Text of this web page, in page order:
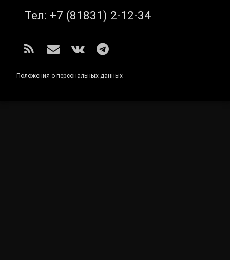
Тел: +7 (81831) 2-12-34
RSS E-mailВКонтакте
Telegram
Положения о персональных данных